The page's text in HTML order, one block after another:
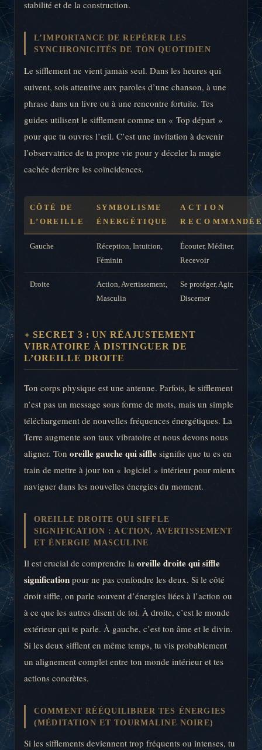
stabilité et de la construction.
L’IMPORTANCE DE REPÉRER LES
SYNCHRONICITÉS DE TON QUOTIDIEN
Le sifflement ne vient jamais seul. Dans les heures qui
suivent, sois attentive aux paroles d’une chanson, à une
phrase dans un livre ou à une rencontre fortuite. Tes
guides utilisent le sifflement comme un « Top départ »
pour que tu ouvres l’œil. C’est une invitation à devenir
l’observatrice de ta propre vie pour y déceler la magie
cachée derrière les coïncidences.
CÔTÉ DE
L’OREILLE
SYMBOLISME
ÉNERGÉTIQUE
ACTION
Gauche
Réception, Intuition,
Féminin
Écouter, Méditer,
Recevoir
Droite
Action, Avertissement,
Masculin
Se protéger, Agir,
Discerner
SECRET 3 : UN RÉAJUSTEMENT
VIBRATOIRE À DISTINGUER DE
L’OREILLE DROITE
Ton corps physique est une antenne. Parfois, le sifflement
n’est pas un message sous forme de mots, mais un simple
téléchargement de nouvelles fréquences énergétiques. La
Terre augmente son taux vibratoire et nous devons nous
aligner. Ton oreille gauche qui siffle signifie que tu es en
train de mettre à jour ton « logiciel » intérieur pour mieux
naviguer dans les nouvelles énergies du moment.
OREILLE DROITE QUI SIFFLE
SIGNIFICATION : ACTION, AVERTISSEMENT
ET ÉNERGIE MASCULINE
Il est crucial de comprendre la oreille droite qui siffle
signification pour ne pas confondre les deux. Si le côté
droit siffle, on parle souvent d’énergies liées à l’action ou
à ce que les autres disent de toi. À droite, c’est le monde
extérieur qui te parle. À gauche, c’est ton âme et le divin.
Si les deux sifflent en même temps, tu vis probablement
un alignement complet entre ton monde intérieur et tes
actions concrètes.
COMMENT RÉÉQUILIBRER TES ÉNERGIES
(MÉDITATION ET TOURMALINE NOIRE)
Si les sifflements deviennent trop fréquents ou intenses, tu